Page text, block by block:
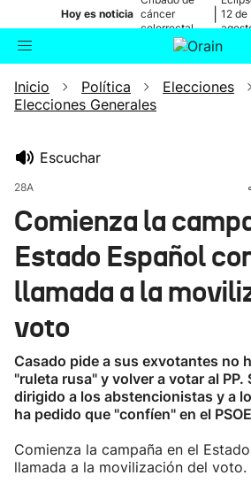
Hoy es noticia cáncer
colorrectal
12 de
Buscador Actualidad
Ikusmiran
Eguraldia
Inicio Política
Elecciones
Elecciones Generales
Escuchar
28A
Comienza la
Estado Español
llamada a la
voto
Casado pide a sus exvotantes no
"ruleta rusa" y volver a votar al PP.
dirigido a los abstencionistas y a
ha pedido que "confíen" en el
Comienza la campaña en el
llamada a la movilización del voto.